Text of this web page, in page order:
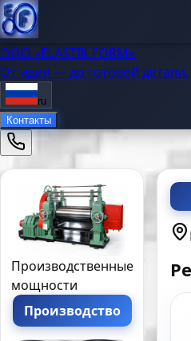
OOO «ELASTIK FORM»
От идеи — до готовой детали.
ru
Контакты
Производственные
мощности
Производство